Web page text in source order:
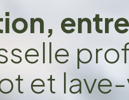
et